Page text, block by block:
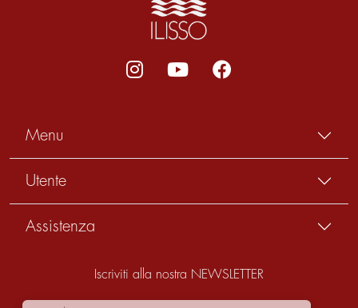
Menu
Utente
Assistenza
Iscriviti alla nostra NEWSLETTER